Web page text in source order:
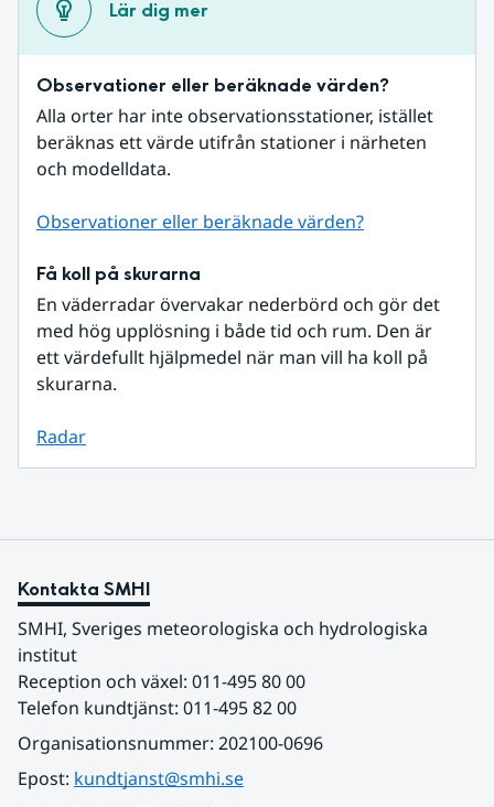
Lär dig mer
Observationer eller beräknade värden?
Alla orter har inte observationsstationer, istället
beräknas ett värde utifrån stationer i närheten
och modelldata.
Observationer eller beräknade värden?
Få koll på skurarna
En väderradar övervakar nederbörd och gör det
med hög upplösning i både tid och rum. Den är
ett värdefullt hjälpmedel när man vill ha koll på
skurarna.
Radar
Kontakta SMHI
SMHI, Sveriges meteorologiska och hydrologiska
institut
Reception och växel: 011-495 80 00
Telefon kundtjänst: 011-495 82 00
Organisationsnummer: 202100-0696
Epost: kundtjanst@smhi.se